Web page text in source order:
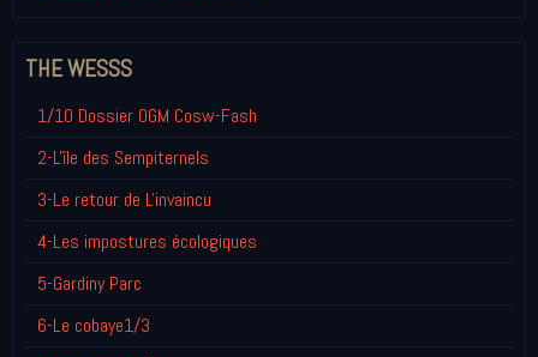
THE WESSS
1/10 Dossier OGM Cosw-Fash
2-L'île des Sempiternels
3-Le retour de L'invaincu
4-Les impostures écologiques
5-Gardiny Parc
6-Le cobaye1/3